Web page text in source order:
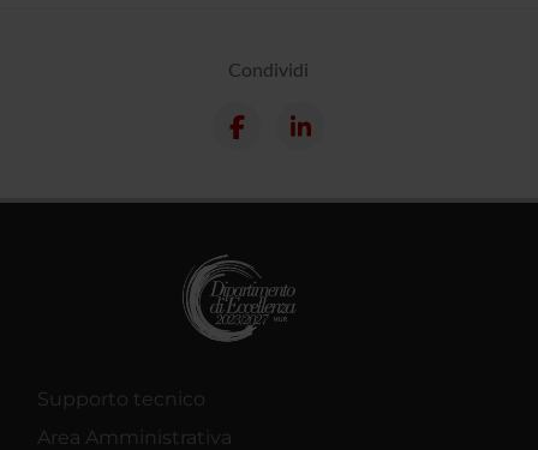
Condividi
Supporto tecnico
Area Amministrativa